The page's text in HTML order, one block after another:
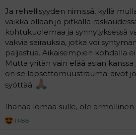
Ja rehellisyyden nimissä, kyllä
vaikka ollaan jo pitkällä
kohtukuolemaa ja synnytyksessä
vakvia sairauksia, jotka voi
paljastua. Aikaisempien kohdalla
Mutta yritän vain elää asian
on se lapsettomuustrauma-aivot
syöttää.
Ihanaa lomaa sulle, ole armollinen
R
Iik88